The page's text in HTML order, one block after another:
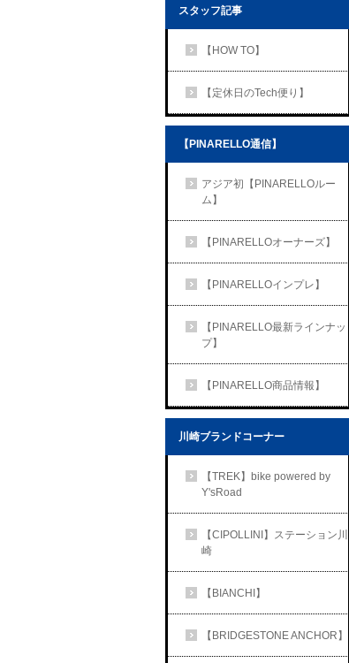
スタッフ記事
【HOW TO】
【定休日のTech便り】
【PINARELLO通信】
アジア初【PINARELLOルー
ム】
【PINARELLOオーナーズ】
【PINARELLOインプレ】
【PINARELLO最新ラインナッ
プ】
【PINARELLO商品情報】
川崎ブランドコーナー
【TREK】bike powered by
Y'sRoad
【CIPOLLINI】ステーション川
崎
【BIANCHI】
【BRIDGESTONE ANCHOR】